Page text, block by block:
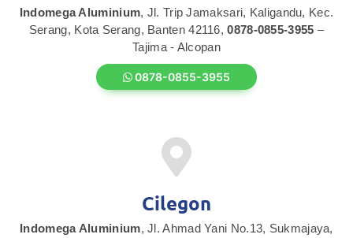
Indomega Aluminium, Jl. Trip Jamaksari, Kaligandu, Kec.
Serang, Kota Serang, Banten 42116,0878-0855-3955 –
Tajima - Alcopan
0878-0855-3955
Cilegon
Indomega Aluminium, Jl. Ahmad Yani No.13, Sukmajaya,